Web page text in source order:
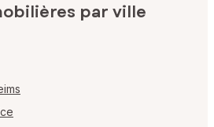
par ville